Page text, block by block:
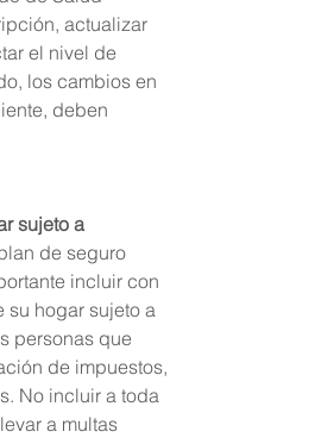
actualizar
el nivel de
los cambios en
deben
sujeto a
de seguro
incluir con
su hogar sujeto a
personas que
de impuestos,
No incluir a toda
a multas